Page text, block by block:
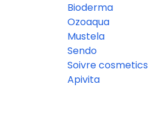
Bioderma
Ozoaqua
Mustela
Sendo
Soivre cosmetics
Apivita